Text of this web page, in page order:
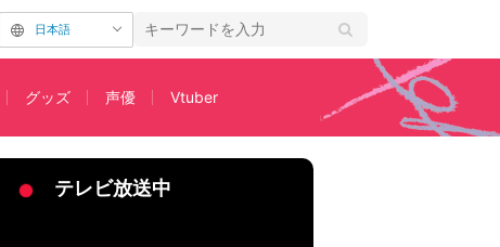
日本語
グッズ 声優 Vtuber
テレビ放送中